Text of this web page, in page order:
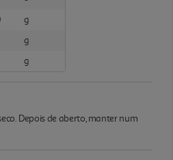
g
g
g
Depois de aberto, manter num